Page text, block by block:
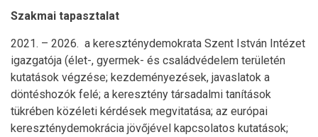
Szakmai tapasztalat
2021. – 2026. a kereszténydemokrata Szent István Intézet
igazgatója (élet-, gyermek- és családvédelem területén
kutatások végzése; kezdeményezések, javaslatok a
döntéshozók felé; a keresztény társadalmi tanítások
tükrében közéleti kérdések megvitatása; az európai
kereszténydemokrácia jövőjével kapcsolatos kutatások;